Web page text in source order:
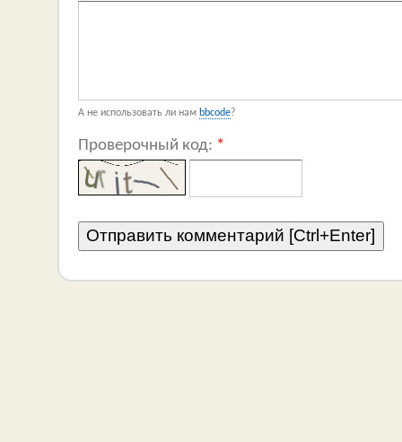
А не использовать ли нам bbcode?
Проверочный код: *